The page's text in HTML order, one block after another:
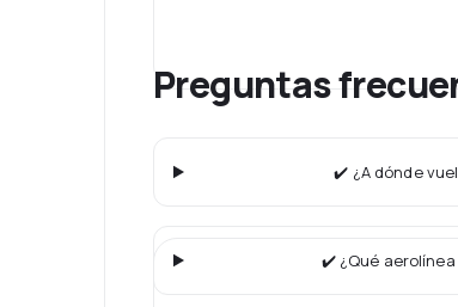
Preguntas
✔️ ¿A dónde
✔️ ¿Qué